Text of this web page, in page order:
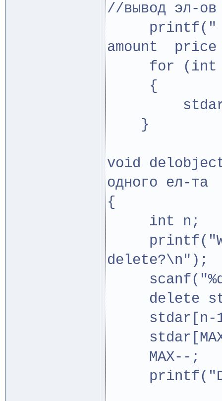
//вывод эл-ов
printf("
amount
for (int
{
stdar[i]-
}
void
одного ел-та
{
int n;
delete?\n");
delete
stdar[n-
stdar[MAX-
MAX--;